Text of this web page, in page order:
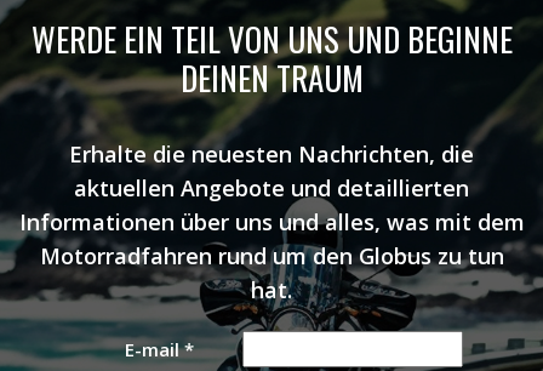
WERDE EIN TEIL VON UNS UND BEGINNE
DEINEN TRAUM
Erhalte die neuesten Nachrichten, die
aktuellen Angebote und detaillierten
Informationen über uns und alles, was mit dem
Motorradfahren rund um den Globus zu tun
hat.
E-mail*